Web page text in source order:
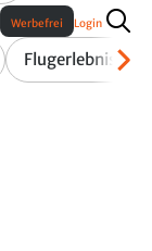
Flugerlebnis
Werbefrei Login